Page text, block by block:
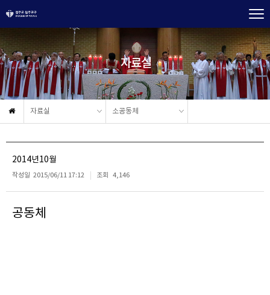
자료실
자료실 소공동체
2014년10월
작성일 2015/06/11 17:12 조회 4,146
공동체